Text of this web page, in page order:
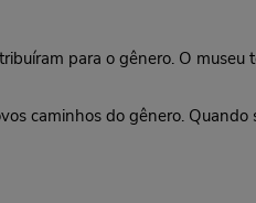
para o gênero. O
caminhos do gênero.